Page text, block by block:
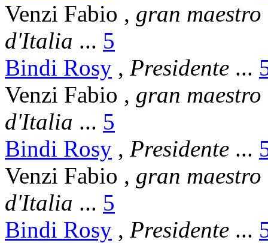
Venzi Fabio , gran
d'Italia ... 5
Bindi Rosy , Presidente ...
Venzi Fabio , gran
d'Italia ... 5
Bindi Rosy , Presidente ...
Venzi Fabio , gran
d'Italia ... 5
Bindi Rosy , Presidente ...